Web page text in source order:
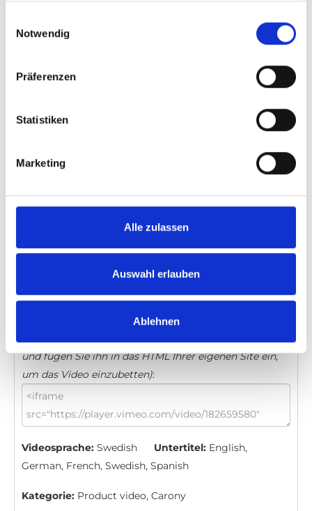
Notwendig
Präferenzen
Statistiken
Marketing
Alle zulassen
Auswahl erlauben
Ablehnen
English, German,
Bitte
um dieses
und fügen Sie ihn in das HTML Ihrer eigenen Site ein,
um das Video einzubetten):
Videosprache: Swedish Untertitel: English,
German, French, Swedish, Spanish
Kategorie: Product video, Carony